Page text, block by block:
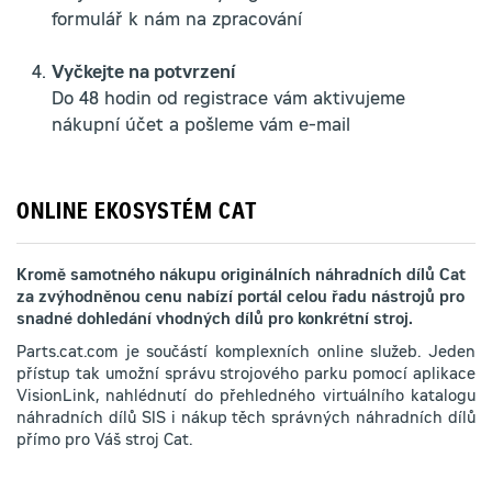
formulář k nám na zpracování
Vyčkejte na potvrzení
Do 48 hodin od registrace vám aktivujeme
nákupní účet a pošleme vám e-mail
ONLINE EKOSYSTÉM CAT
Kromě samotného nákupu originálních náhradních dílů Cat
za zvýhodněnou cenu nabízí portál celou řadu nástrojů pro
snadné dohledání vhodných dílů pro konkrétní stroj.
Parts.cat.com je součástí komplexních online služeb. Jeden
přístup tak umožní správu strojového parku pomocí aplikace
VisionLink, nahlédnutí do přehledného virtuálního katalogu
náhradních dílů SIS i nákup těch správných náhradních dílů
přímo pro Váš stroj Cat.